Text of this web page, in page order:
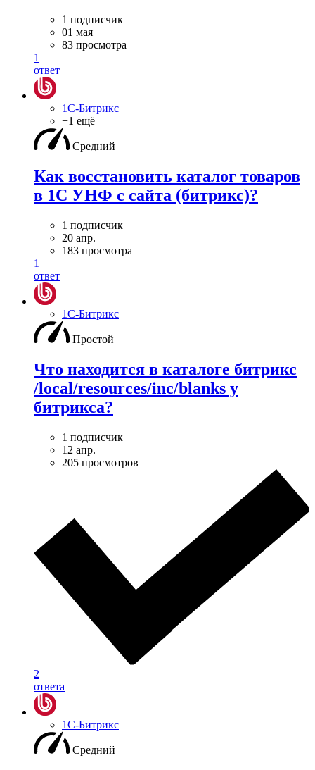
1 подписчик
01 мая
83 просмотра
1
ответ
1С-Битрикс
+1 ещё
Средний
Как восстановить каталог товаров
в 1С УНФ с сайта (битрикс)?
1 подписчик
20 апр.
183 просмотра
1
ответ
1С-Битрикс
Простой
Что находится в каталоге битрикс
/local/resources/inc/blanks у
битрикса?
1 подписчик
12 апр.
205 просмотров
2
ответа
1С-Битрикс
Средний